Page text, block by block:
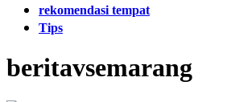
rekomendasi tempat
Tips
beritavsemarang